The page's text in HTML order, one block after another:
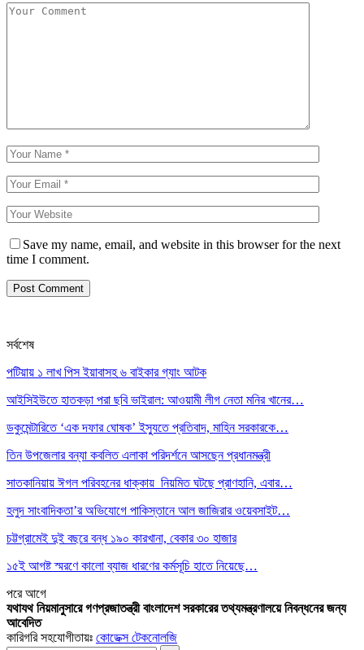
Save my name, email, and website in this browser for the next
time I comment.
সর্বশেষ
পটিয়ায় ১ লাখ পিস ইয়াবাসহ ৬ বাইকার গ্যাং আটক
আইসিইউতে হাতকড়া পরা ছবি ভাইরাল: আওয়ামী লীগ নেতা মনির খানের…
ডকুমেন্টারিতে ‘এক দফার ঘোষক’ ইস্যুতে প্রতিবাদ, মাহিন সরকারকে…
তিন উপজেলার বন্যা কবলিত এলাকা পরিদর্শনে আসছেন প্রধানমন্ত্রী
সাতকানিয়ায় ঈগল পরিবহনের ধাক্কায় নিয়মিত ঘটছে প্রাণহানি, এবার…
হলুদ সাংবাদিকতা’র অভিযোগে পাকিস্তানে আল জাজিরার ওয়েবসাইট…
চট্টগ্রামেই দুই বছরে বন্ধ ১৯০ কারখানা, বেকার ৩০ হাজার
১৫ই আগষ্ট স্মরণে কালো ব্যাজ ধারণের কর্মসূচি হাতে নিয়েছে…
পরেআগে
যথাযথ নিয়মানুসারে গণপ্রজাতন্ত্রী বাংলাদেশ সরকারের তথ্যমন্ত্রণালয়ে নিবন্ধনের জন্য
আবেদিত
কারিগরি সহযোগীতায়ঃ কোডেক্স টেকনোলজি